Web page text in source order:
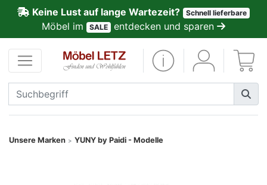
Keine Lust auf lange Wartezeit? Schnell lieferbare
Möbel im SALE entdecken und sparen
Unsere Marken > YUNY by Paidi - Modelle
Kundenmeinungen
Anmelden
PREMIUM
Schnell